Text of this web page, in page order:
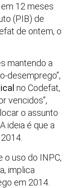
12 meses
(PIB) de
de ontem, o
mantendo a
desemprego”,
no Codefat,
vencidos”,
o assunto
ideia é que a
o uso do INPC,
implica
em 2014.